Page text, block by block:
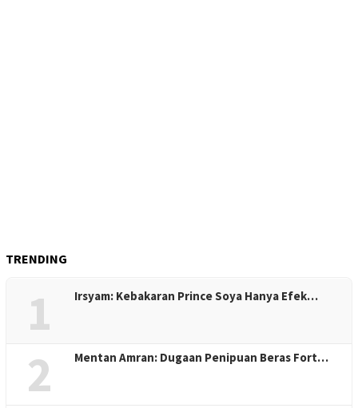
TRENDING
1 Irsyam: Kebakaran Prince Soya Hanya Efek…
2 Mentan Amran: Dugaan Penipuan Beras Fort…